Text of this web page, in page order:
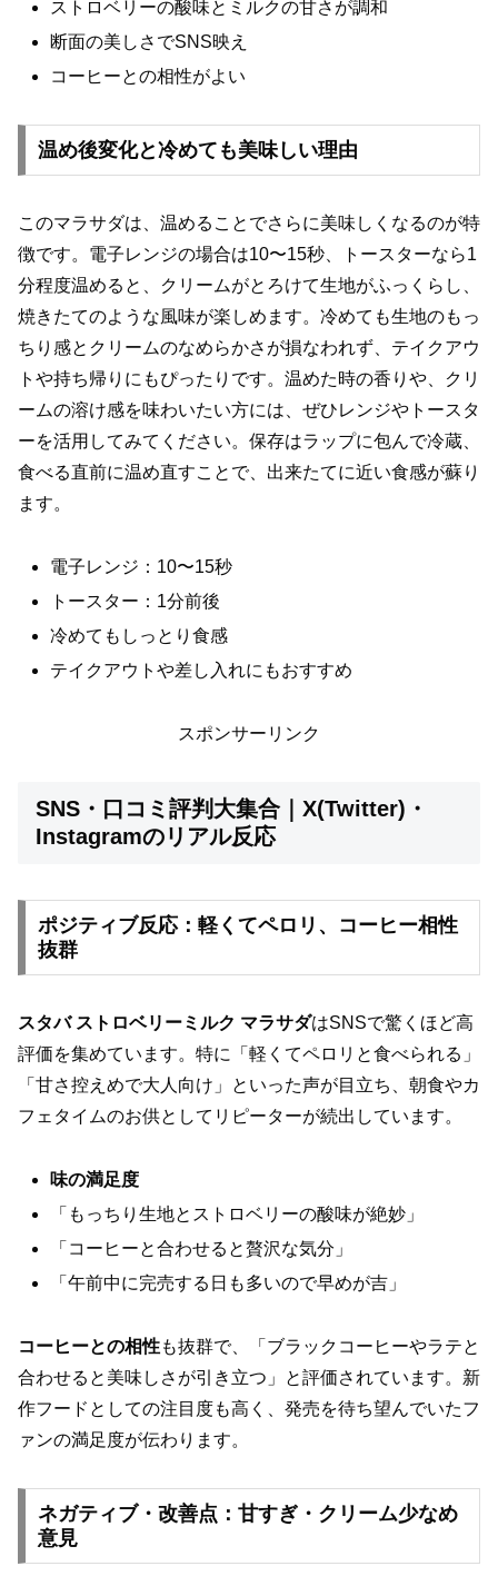
ストロベリーの酸味とミルクの甘さが調和
断面の美しさでSNS映え
コーヒーとの相性がよい
温め後変化と冷めても美味しい理由
このマラサダは、温めることでさらに美味しくなるのが特
徴です。電子レンジの場合は10〜15秒、トースターなら1
分程度温めると、クリームがとろけて生地がふっくらし、
焼きたてのような風味が楽しめます。冷めても生地のもっ
ちり感とクリームのなめらかさが損なわれず、テイクアウ
トや持ち帰りにもぴったりです。温めた時の香りや、クリ
ームの溶け感を味わいたい方には、ぜひレンジやトースタ
ーを活用してみてください。保存はラップに包んで冷蔵、
食べる直前に温め直すことで、出来たてに近い食感が蘇り
ます。
電子レンジ：10〜15秒
トースター：1分前後
冷めてもしっとり食感
テイクアウトや差し入れにもおすすめ
スポンサーリンク
SNS・口コミ評判大集合｜X(Twitter)・
Instagramのリアル反応
ポジティブ反応：軽くてペロリ、コーヒー相性
抜群
スタバ ストロベリーミルク マラサダはSNSで驚くほど高
評価を集めています。特に「軽くてペロリと食べられる」
「甘さ控えめで大人向け」といった声が目立ち、朝食やカ
フェタイムのお供としてリピーターが続出しています。
味の満足度
「もっちり生地とストロベリーの酸味が絶妙」
「コーヒーと合わせると贅沢な気分」
「午前中に完売する日も多いので早めが吉」
コーヒーとの相性も抜群で、「ブラックコーヒーやラテと
合わせると美味しさが引き立つ」と評価されています。新
作フードとしての注目度も高く、発売を待ち望んでいたフ
ァンの満足度が伝わります。
ネガティブ・改善点：甘すぎ・クリーム少なめ
意見